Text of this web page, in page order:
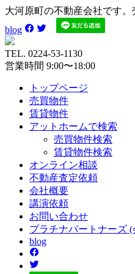
大河原町の不動産会社です
blog
TEL. 0224-53-1130
営業時間 9:00〜18:00
トップページ
売買物件
賃貸物件
アットホームで検索
売買物件検索
賃貸物件検索
オンライン相談
不動産査定依頼
会社概要
講演依頼
お問い合わせ
プラチナパートナーズ (
blog